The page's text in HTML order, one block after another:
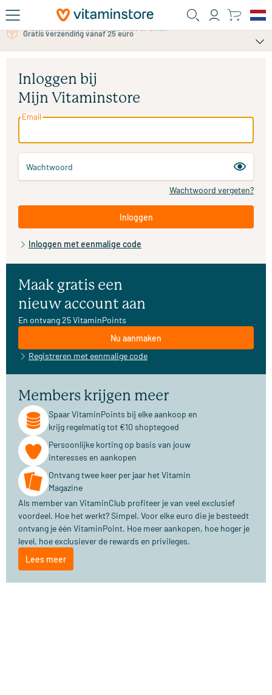
Ga naar de hoofdinhoud
Gratis verzending vanaf 25 euro
Gratis persoonlijk advies via chat of email
Inloggen bij
Mijn Vitaminstore
Email
Wachtwoord
Wachtwoord vergeten?
Inloggen
Inloggen met eenmalige code
Maak gratis een
nieuw account aan
En ontvang 25 VitaminPoints
Nu aanmaken
Registreren met eenmalige code
Members krijgen meer
Spaar VitaminPoints bij elke aankoop en
krijg regelmatig tot €10 shoptegoed
Persoonlijke korting op basis van jouw
interesses en aankopen
Ontvang twee keer per jaar het Vitamin
Magazine
Als member van VitaminClub profiteer je van veel exclusief
voordeel. Hoe het werkt? Simpel. Voor elke euro die je besteedt
ontvang je één VitaminPoint. Hoe meer aankopen, hoe hoger je
level, hoe exclusiever de rewards en privileges.
Lees meer